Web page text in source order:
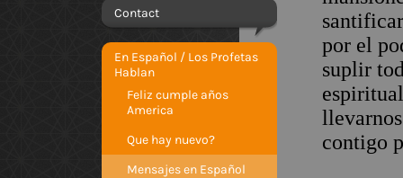
Contact
En Español / Los Profetas
Hablan
Feliz cumple años
America
Que hay nuevo?
Mensajes en Español
por el
suplir
contigo